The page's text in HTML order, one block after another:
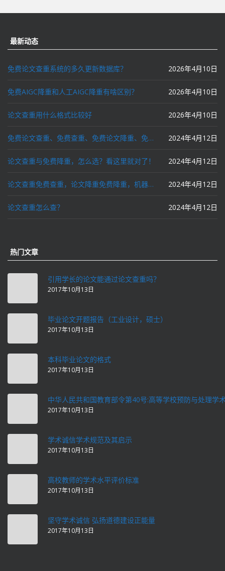
最新动态
免费论文查重系统的多久更新数据库？ 2026年4月10日
免费AIGC降重和人工AIGC降重有啥区别？ 2026年4月10日
论文查重用什么格式比较好 2026年4月10日
免费论文查重、免费查重、免费论文降重、免费降重、智能降重、一键降重、降低AIGC写作率、AI写论文，这些名词你了解吗？ 2024年4月12日
论文查重与免费降重，怎么选？看这里就对了！ 2024年4月12日
论文查重免费查重，论文降重免费降重，机器降重，人工降重，降低AIGC写作率，ai写论文，都要选论文狗和paperdog以及文思慧达！ 2024年4月12日
论文查重怎么查？ 2024年4月12日
热门文章
引用学长的论文能通过论文查重吗？
2017年10月13日
毕业论文开题报告（工业设计，硕士）
2017年10月13日
本科毕业论文的格式
2017年10月13日
中华人民共和国教育部令第40号:高等学校预防与处理学
2017年10月13日
学术诚信学术规范及其启示
2017年10月13日
高校教师的学术水平评价标准
2017年10月13日
坚守学术诚信 弘扬道德建设正能量
2017年10月13日